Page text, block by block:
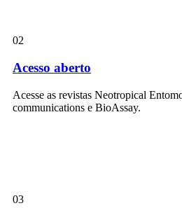
02
Acesso aberto
Acesse as revistas Neotropical
communications e BioAssay.
03